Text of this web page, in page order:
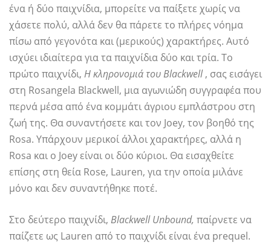
ένα ή δύο παιχνίδια, μπορείτε να παίξετε χωρίς να
χάσετε πολύ, αλλά δεν θα πάρετε το πλήρες νόημα
πίσω από γεγονότα και (μερικούς) χαρακτήρες. Αυτό
ισχύει ιδιαίτερα για τα παιχνίδια δύο και τρία. Το
πρώτο παιχνίδι, Η κληρονομιά του Blackwell, σας εισάγει
στη Rosangela Blackwell, μια αγωνιώδη συγγραφέα που
περνά μέσα από ένα κομμάτι άγριου εμπλάστρου στη
ζωή της. Θα συναντήσετε και τον Joey, τον βοηθό της
Rosa. Υπάρχουν μερικοί άλλοι χαρακτήρες, αλλά η
Rosa και ο Joey είναι οι δύο κύριοι. Θα εισαχθείτε
επίσης στη θεία Rose, Lauren, για την οποία μιλάνε
μόνο και δεν συναντήθηκε ποτέ.
Στο δεύτερο παιχνίδι, Blackwell Unbound, παίρνετε να
παίζετε ως Lauren από το παιχνίδι είναι ένα prequel.